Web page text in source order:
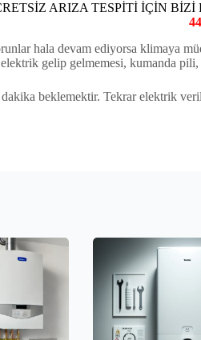
ARIZA TESPİTİ İÇİN
hala devam ediyorsa klimaya
gelip gelmemesi, kumanda
beklemektir. Tekrar elektrik